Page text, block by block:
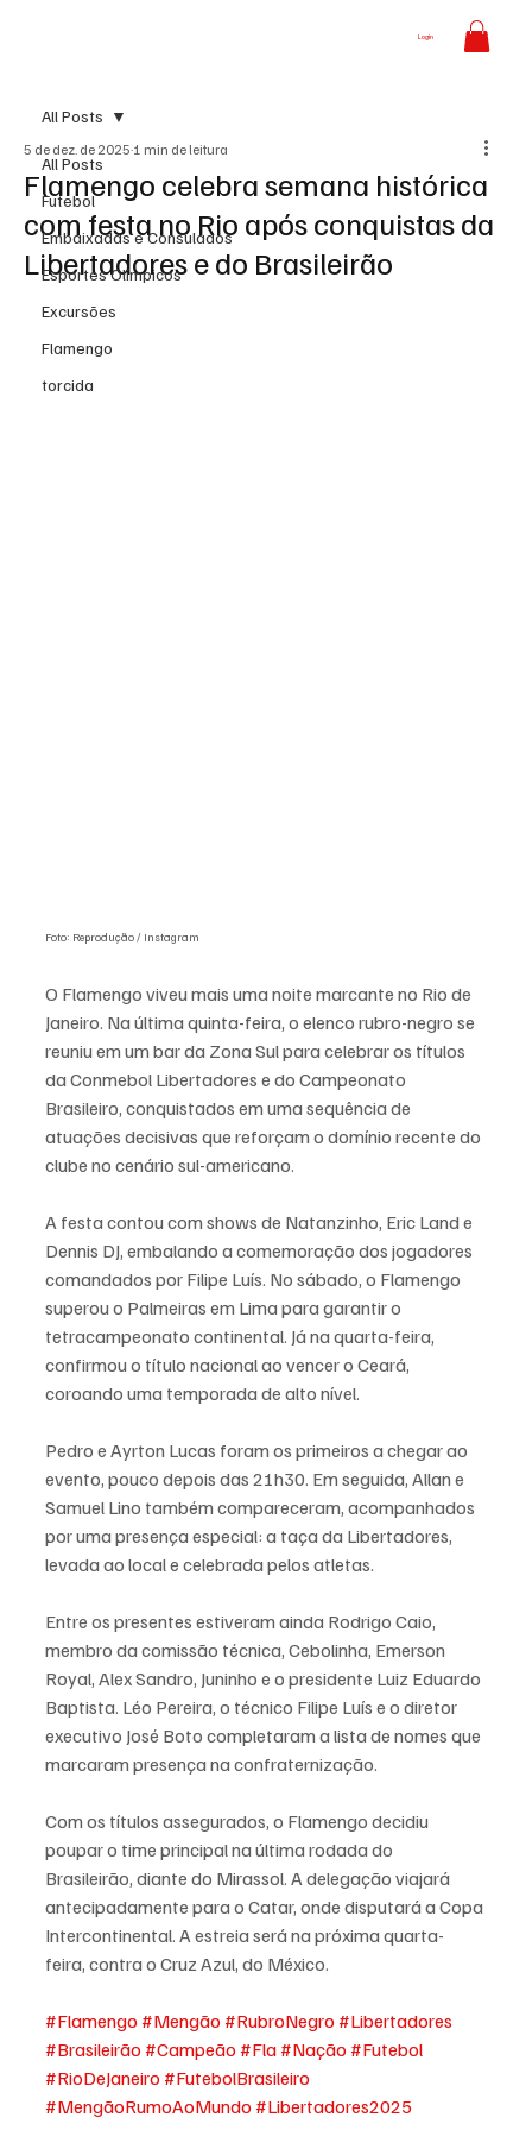
Login
All Posts
Futebol
Embaixadas e Consulados
Esportes Olímpicos
Excursões
Flamengo
torcida
All Posts
Flamengo celebra semana histórica
com festa no Rio após conquistas da
Libertadores e do Brasileirão
5 de dez. de 2025 1 min de leitura
Foto: Reprodução / Instagram
O Flamengo viveu mais uma noite marcante no Rio de
Janeiro. Na última quinta-feira, o elenco rubro-negro se
reuniu em um bar da Zona Sul para celebrar os títulos
da Conmebol Libertadores e do Campeonato
Brasileiro, conquistados em uma sequência de
atuações decisivas que reforçam o domínio recente do
clube no cenário sul-americano.
A festa contou com shows de Natanzinho, Eric Land e
Dennis DJ, embalando a comemoração dos jogadores
comandados por Filipe Luís. No sábado, o Flamengo
superou o Palmeiras em Lima para garantir o
tetracampeonato continental. Já na quarta-feira,
confirmou o título nacional ao vencer o Ceará,
coroando uma temporada de alto nível.
Pedro e Ayrton Lucas foram os primeiros a chegar ao
evento, pouco depois das 21h30. Em seguida, Allan e
Samuel Lino também compareceram, acompanhados
por uma presença especial: a taça da Libertadores,
levada ao local e celebrada pelos atletas.
Entre os presentes estiveram ainda Rodrigo Caio,
membro da comissão técnica, Cebolinha, Emerson
Royal, Alex Sandro, Juninho e o presidente Luiz Eduardo
Baptista. Léo Pereira, o técnico Filipe Luís e o diretor
executivo José Boto completaram a lista de nomes que
marcaram presença na confraternização.
Com os títulos assegurados, o Flamengo decidiu
poupar o time principal na última rodada do
Brasileirão, diante do Mirassol. A delegação viajará
antecipadamente para o Catar, onde disputará a Copa
Intercontinental. A estreia será na próxima quarta-
feira, contra o Cruz Azul, do México.
#Flamengo #Mengão #RubroNegro #Libertadores
#Brasileirão #Campeão #Fla #Nação #Futebol
#RioDeJaneiro #FutebolBrasileiro
#MengãoRumoAoMundo #Libertadores2025